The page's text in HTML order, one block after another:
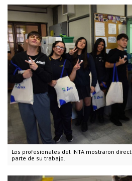
Los profesionales del INTA mostraron
parte de su trabajo.